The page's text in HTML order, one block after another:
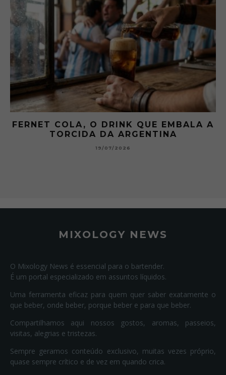
FERNET COLA, O DRINK QUE EMBALA A
TORCIDA DA ARGENTINA
19/07/2026
MIXOLOGY NEWS
O Mixology News é essencial para o bartender.
É um portal especializado em assuntos líquidos.
Uma ferramenta eficaz para quem quer saber exatamente o
que beber, onde beber, porque beber e para que beber.
Compartilhamos aqui nossos gostos, aromas, passeios,
visitas, alegrias e tristezas.
Sempre geramos conteúdo exclusivo, muitas vezes próprio,
quase sempre crítico e de vez em quando crica.